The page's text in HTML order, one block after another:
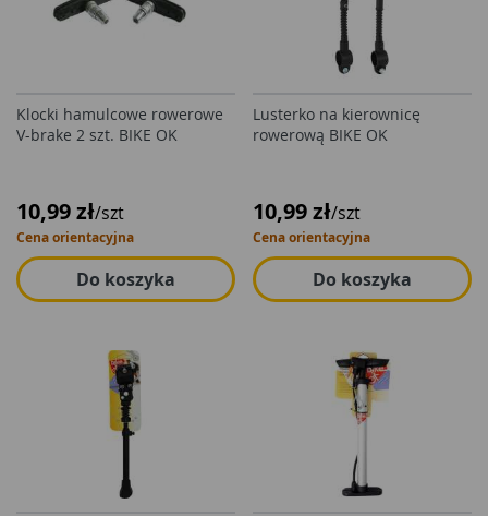
Klocki hamulcowe rowerowe
V-brake 2 szt. BIKE OK
10,99 zł/szt
Cena orientacyjna
Do koszyka
Lusterko na kierownicę
rowerową BIKE OK
10,99 zł/szt
Cena orientacyjna
Do koszyka